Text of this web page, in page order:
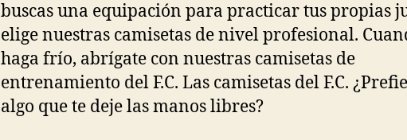
buscas una equipación para practicar tus propias
elige nuestras camisetas de nivel profesional.
haga frío, abrígate con nuestras camisetas de
entrenamiento del F.C. Las camisetas del F.C.
algo que te deje las manos libres?